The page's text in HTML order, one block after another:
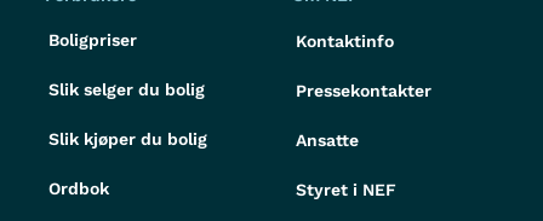
Boligpriser
Slik selger du bolig
Slik kjøper du bolig
Ordbok
Kontaktinfo
Pressekontakter
Ansatte
Styret i NEF